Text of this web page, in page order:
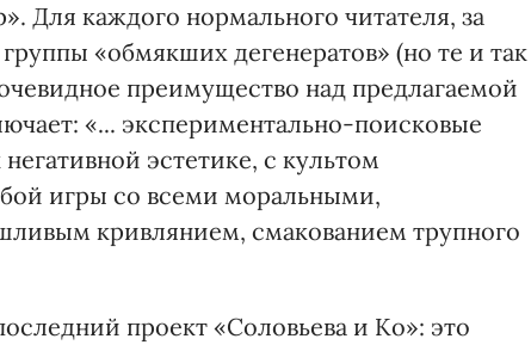
Для каждого нормального читателя, за
«обмякших дегенератов» (но те и так
преимущество над предлагаемой
«... экспериментально-поисковые
эстетике, с культом
игры со всеми моральными,
кривлянием, смакованием трупного
проект «Соловьева и Ко»: это